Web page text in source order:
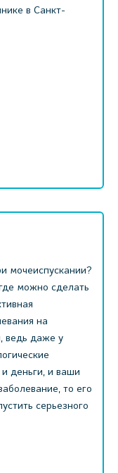
в Санкт-
мочеиспускании?
можно сделать
на
ведь даже у
деньги, и ваши
то его
серьезного